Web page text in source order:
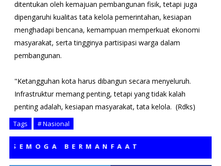
ditentukan oleh kemajuan pembangunan fisik, tetapi juga
dipengaruhi kualitas tata kelola pemerintahan, kesiapan
menghadapi bencana, kemampuan memperkuat ekonomi
masyarakat, serta tingginya partisipasi warga dalam
pembangunan.
"Ketangguhan kota harus dibangun secara menyeluruh.
Infrastruktur memang penting, tetapi yang tidak kalah
penting adalah, kesiapan masyarakat, tata kelola. (Rdks)
Tags # Nasional
BERMANFAAT